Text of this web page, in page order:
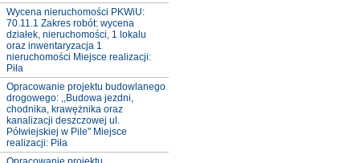
Wycena nieruchomości PKWiU:
70.11.1 Zakres robót: wycena
działek, nieruchomości, 1 lokalu
oraz inwentaryzacja 1
nieruchomości Miejsce realizacji:
Piła
Opracowanie projektu budowlanego
drogowego: ,,Budowa jezdni,
chodnika, krawężnika oraz
kanalizacji deszczowej ul.
Półwiejskiej w Pile" Miejsce
realizacji: Piła